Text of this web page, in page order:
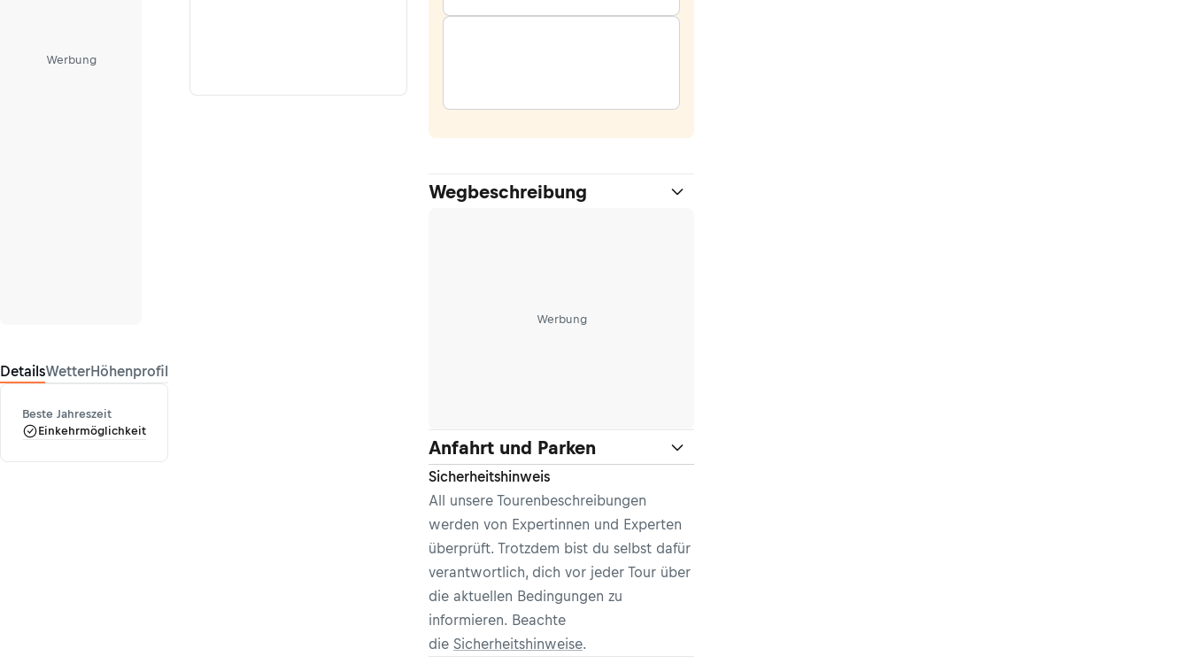
Werbung
DetailsWetterHöhenprofil
Beste Jahreszeit
Einkehrmöglichkeit
Wegbeschreibung
Werbung
Anfahrt und Parken
Sicherheitshinweis
All unsere Tourenbeschreibungen
werden von Expertinnen und Experten
überprüft. Trotzdem bist du selbst dafür
verantwortlich, dich vor jeder Tour über
die aktuellen Bedingungen zu
informieren. Beachte
die Sicherheitshinweise.